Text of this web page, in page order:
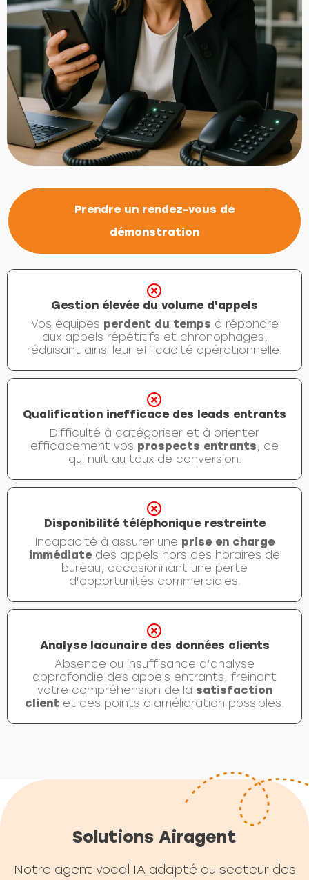
Prendre un rendez-vous de
démonstration
Gestion élevée du volume d'appels
Vos équipes perdent du temps à répondre
aux appels répétitifs et chronophages,
réduisant ainsi leur efficacité opérationnelle.
Qualification inefficace des leads entrants
Difficulté à catégoriser et à orienter
efficacement vos prospects entrants, ce
qui nuit au taux de conversion.
Disponibilité téléphonique restreinte
Incapacité à assurer une prise en charge
immédiatedes appels hors des horaires de
bureau, occasionnant une perte
d'opportunités commerciales.
Analyse lacunaire des données clients
Absence ou insuffisance d’analyse
approfondie des appels entrants, freinant
votre compréhension de la satisfaction
client et des points d'amélioration possibles.
Solutions Airagent
Notre agent vocal IA adapté au secteur des